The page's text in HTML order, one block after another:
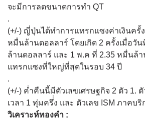
จะมีการลดขนาดการทำ QT
.
(+/-) ญี่ปุ่นได้ทำการแทรกแซงค่าเงินค
หมื่นล้านดอลลาร์ โดยเกิด 2 ครั้งเมื่อวัน
ล้านดอลลาร์ และ 1 พ.ค ที่ 2.35 หมื่นล้า
แทรกแซงที่ใหญ่ที่สุดในรอบ 34 ปี
.
(+/-) ค่ำคืนนี้มีตัวเลขเศรษฐกิจ 2 ตัว 1.
เวลา 1 ทุ่มครึ่่ง และ ตัวเลข ISM ภาคบ
วิเคราะห์ทองคำ :